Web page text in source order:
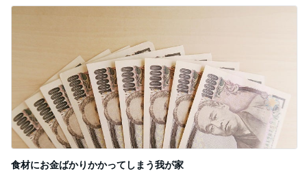
食材にお金ばかりかかってしまう我が家